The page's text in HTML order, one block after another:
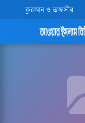
কুরআন ও তাফসীর